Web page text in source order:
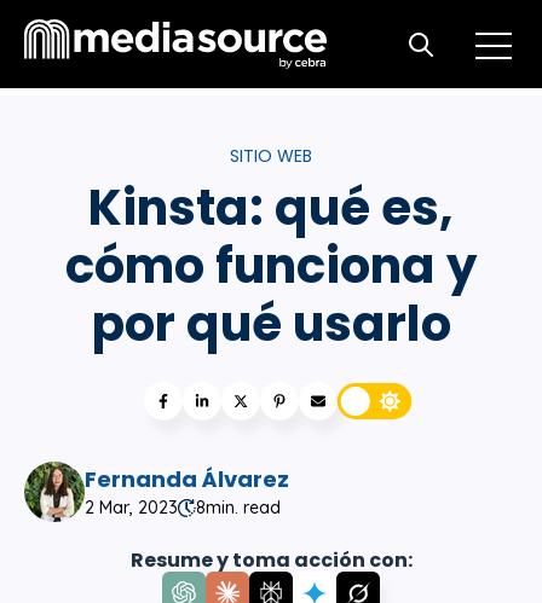
Open
Open search
SITIO WEB
Kinsta: qué es,
cómo funciona y
por qué usarlo
Fernanda Álvarez
2 Mar, 2023 8min. read
Resume y toma acción con: